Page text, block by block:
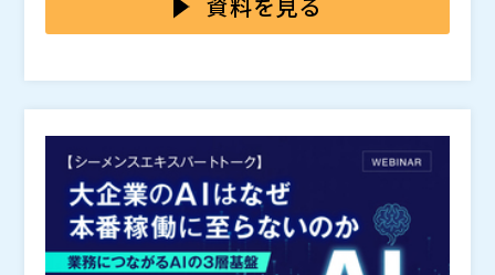
やすく、せっかく作ったアプリも継続的に育てられませ
使われる仕組みとして定着しにくくなります。
めの考え方を紹介します。Mendixは、ビジネス要件の
ト、運用改善まで、全体を支援できる構成を備えてお
り、AIを活用しながら開発から改善までのサイクルを加
速します。本セミナーでは、こうした仕組みをとして
捉え、AIアプリを全社展開しやすい形で生み出し、育て
続けるための全体像を解説します。
株式会社オープンソース活用研究所（）
マジセミ株式会社（）
※共催、協賛、協力、講演企業は将来的に追加、削除さ
れる可能性があります。